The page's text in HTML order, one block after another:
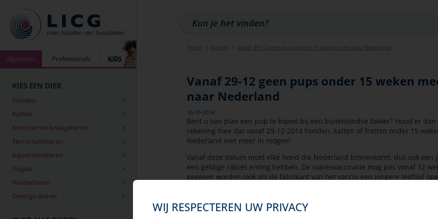
Algemeen Professionals
KIES EEN DIER
Honden
Katten
Konijnen en knaagdieren
Terrariumdieren
Aquariumdieren
Vogels
Weidedieren
Overige dieren
Home Nieuws Vanaf 29-12 geen pups onder 15 weken mee naar Nederland
Vanaf 29-12 geen pups onder 15 weken
naar Nederland
16-10-2014
Bent u van plan een pup te kopen bij een buitenlandse fokker? Houd er dan
rekening mee dat vanaf 29-12-2014 honden, katten of fretten onder 15
Nederland niet meer in mogen!
Vanaf deze datum moet elke hond die Nederland binnenkomt, dus ook een
een geldige rabiës enting hebben. De rabiësvaccinatie mag pas vanaf 12
gegeven worden (ook als de fabrikant van het vaccin een jongere leeftijd
Tot nog toe was voor pups die uit EU landen naar Nederland kwamen een
WIJ RESPECTEREN UW PRIVACY